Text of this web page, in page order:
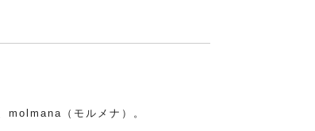
molmana（モルメナ）。